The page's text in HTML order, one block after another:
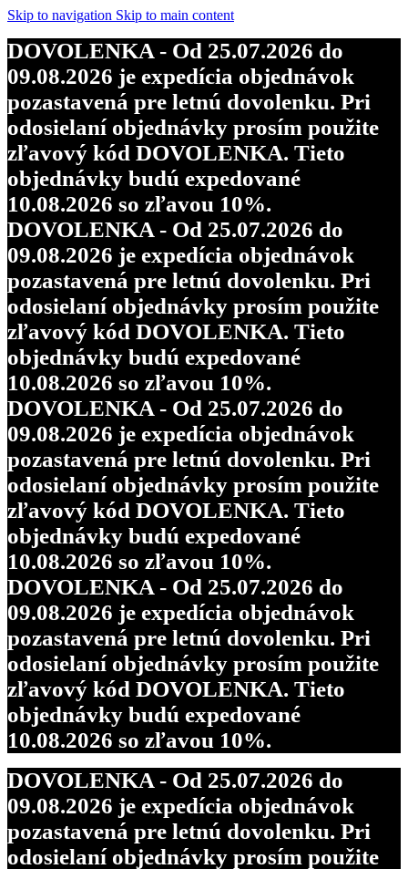
Skip to navigation Skip to main content
DOVOLENKA - Od 25.07.2026 do
09.08.2026 je expedícia objednávok
pozastavená pre letnú dovolenku. Pri
odosielaní objednávky prosím použite
zľavový kód DOVOLENKA. Tieto
objednávky budú expedované
10.08.2026 so zľavou 10%.
DOVOLENKA - Od 25.07.2026 do
09.08.2026 je expedícia objednávok
pozastavená pre letnú dovolenku. Pri
odosielaní objednávky prosím použite
zľavový kód DOVOLENKA. Tieto
objednávky budú expedované
10.08.2026 so zľavou 10%.
DOVOLENKA - Od 25.07.2026 do
09.08.2026 je expedícia objednávok
pozastavená pre letnú dovolenku. Pri
odosielaní objednávky prosím použite
zľavový kód DOVOLENKA. Tieto
objednávky budú expedované
10.08.2026 so zľavou 10%.
DOVOLENKA - Od 25.07.2026 do
09.08.2026 je expedícia objednávok
pozastavená pre letnú dovolenku. Pri
odosielaní objednávky prosím použite
zľavový kód DOVOLENKA. Tieto
objednávky budú expedované
10.08.2026 so zľavou 10%.
DOVOLENKA - Od 25.07.2026 do
09.08.2026 je expedícia objednávok
pozastavená pre letnú dovolenku. Pri
odosielaní objednávky prosím použite